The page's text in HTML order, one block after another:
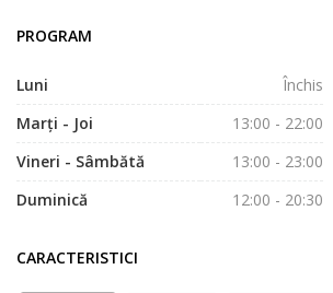
PROGRAM
Luni
Închis
Marți - Joi
13:00 - 22:00
Vineri - Sâmbătă
13:00 - 23:00
Duminică
12:00 - 20:30
CARACTERISTICI